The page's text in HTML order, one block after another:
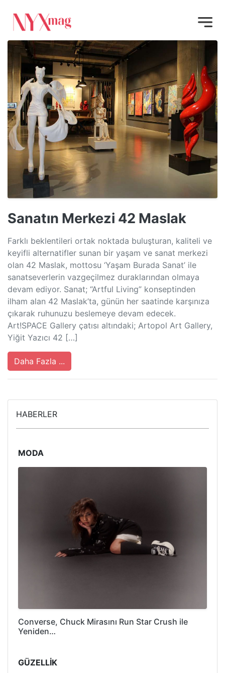
Sanatın Merkezi 42 Maslak
Farklı beklentileri ortak noktada buluşturan, kaliteli ve
keyifli alternatifler sunan bir yaşam ve sanat merkezi
olan 42 Maslak, mottosu ‘Yaşam Burada Sanat’ ile
sanatseverlerin vazgeçilmez duraklarından olmaya
devam ediyor. Sanat; “Artful Living” konseptinden
ilham alan 42 Maslak’ta, günün her saatinde karşınıza
çıkarak ruhunuzu beslemeye devam edecek.
Art!SPACE Gallery çatısı altındaki; Artopol Art Gallery,
Yiğit Yazıcı 42 […]
Daha Fazla ...
HABERLER
MODA
Converse, Chuck Mirasını Run Star Crush ile
Yeniden…
GÜZELLİK